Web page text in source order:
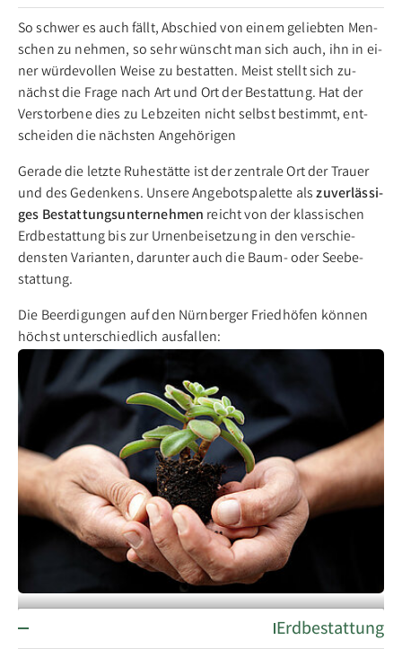
So schwer es auch fällt, Ab­schied von ei­nem ge­lieb­ten Men­
schen zu neh­men, so sehr wünscht man sich auch, ihn in ei­
ner wür­de­vol­len Wei­se zu be­stat­ten. Meist stellt sich zu­
nächst die Fra­ge nach Art und Ort der Be­stat­tung. Hat der
Ver­stor­be­ne dies zu Leb­zei­ten nicht selbst be­stimmt, ent­
schei­den die nächs­ten An­ge­hö­ri­gen
Ge­ra­de die letz­te Ru­he­stät­te ist der zen­tra­le Ort der Trau­er
und des Ge­den­kens. Un­se­re An­ge­bots­pa­let­te alszu­ver­läs­si­
ges Be­stat­tungs­un­ter­neh­men reicht von der klas­si­schen
Erd­be­stat­tung bis zur Ur­nen­bei­set­zung in den ver­schie­
dens­ten Va­ri­an­ten, dar­un­ter auch die Baum- oder See­be­
stat­tung.
Die Be­er­di­gun­gen auf den Nürn­ber­ger Fried­hö­fen kön­nen
höchst un­ter­schied­lich aus­fal­len:
Erdbestattung